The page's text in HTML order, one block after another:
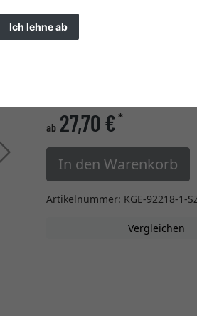
Ich lehne ab
Weiter
Glasart
» zur Maßanfertigung
ab 27,70 €*
In den Warenkorb
Artikelnummer: KGE-92218-1-
Vergleichen